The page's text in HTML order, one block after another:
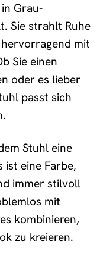
Grau-
Sie strahlt Ruhe
mit
Sie einen
oder es lieber
passt sich
Stuhl eine
ist eine Farbe,
immer stilvoll
mit
kombinieren,
zu kreieren.